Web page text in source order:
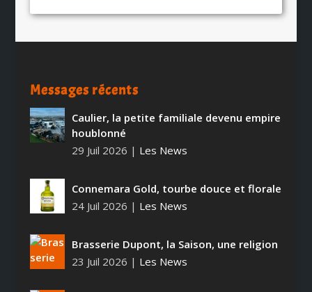
Messages récents
Caulier, la petite familiale devenu empire
houblonné
29 Juil 2026 | Les News
Connemara Gold, tourbe douce et florale
24 Juil 2026 | Les News
Brasserie Dupont, la Saison, une religion
23 Juil 2026 | Les News